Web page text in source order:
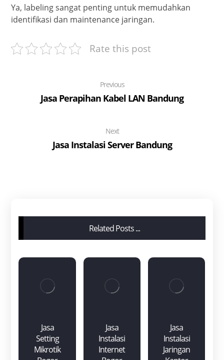
Ya, labeling sangat penting untuk memudahkan
identifikasi dan maintenance jaringan.
Rate this post
Previous
Jasa Perapihan Kabel LAN Bandung
Next
Jasa Instalasi Server Bandung
Related Posts ...
Jasa
Setting
Mikrotik
Jasa
Instalasi
Internet
Jasa
Instalasi
Jaringan